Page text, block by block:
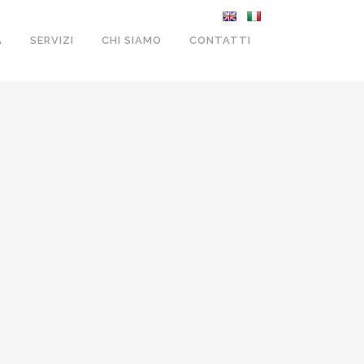
SERVIZI CHI SIAMO CONTATTI